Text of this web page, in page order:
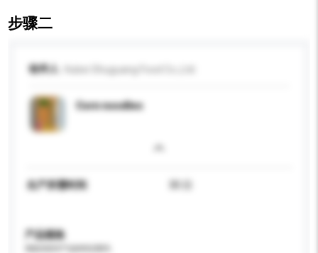
步骤二
收件人
Corn noodles
生产所需时间 30 日
产品规格